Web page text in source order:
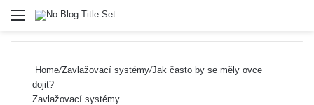
Menu
Home/Zavlažovací systémy/Jak často by se měly ovce
dojit?
Zavlažovací systémy